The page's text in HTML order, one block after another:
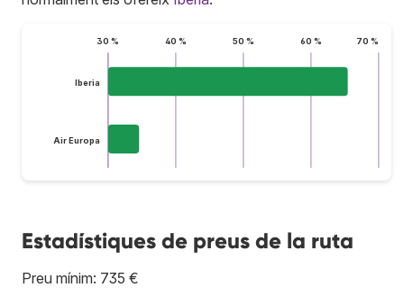
30 % 40 % 50 % 60 % 70 %
Iberia
Air Europa
Estadístiques de preus de la ruta
Preu mínim: 735 €